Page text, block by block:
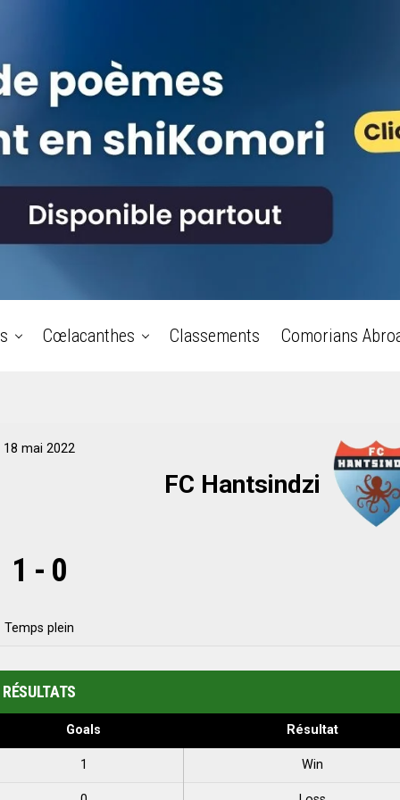
Cœlacanthes Classements Comorians
FC Hantsindzi
18 mai 2022
1 - 0
Temps plein
RÉSULTATS
Goals Résultat
1 Win